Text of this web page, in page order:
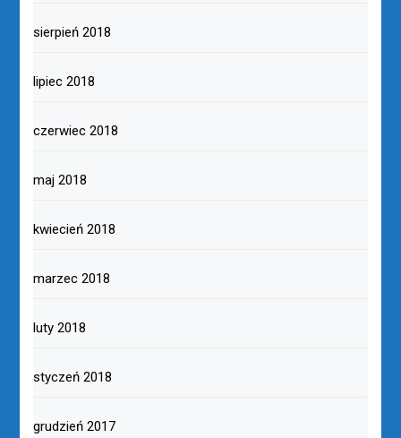
sierpień 2018
lipiec 2018
czerwiec 2018
maj 2018
kwiecień 2018
marzec 2018
luty 2018
styczeń 2018
grudzień 2017